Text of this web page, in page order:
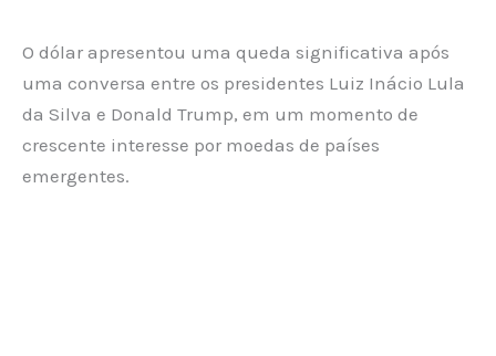
O dólar apresentou uma queda significativa após
uma conversa entre os presidentes Luiz Inácio Lula
da Silva e Donald Trump, em um momento de
crescente interesse por moedas de países
emergentes.